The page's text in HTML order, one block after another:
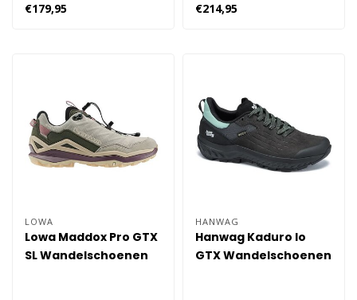
€179,95 €214,95
LOWA
Lowa Maddox Pro GTX
SL Wandelschoenen
HANWAG
Hanwag Kaduro lo
GTX Wandelschoenen